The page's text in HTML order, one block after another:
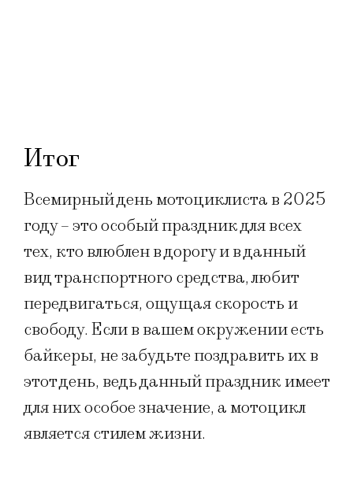
Итог
Всемирный день мотоциклиста в 2025
году – это особый праздник для всех
тех, кто влюблен в дорогу и в данный
вид транспортного средства, любит
передвигаться, ощущая скорость и
свободу. Если в вашем окружении есть
байкеры, не забудьте поздравить их в
этот день, ведь данный праздник имеет
для них особое значение, а мотоцикл
является стилем жизни.